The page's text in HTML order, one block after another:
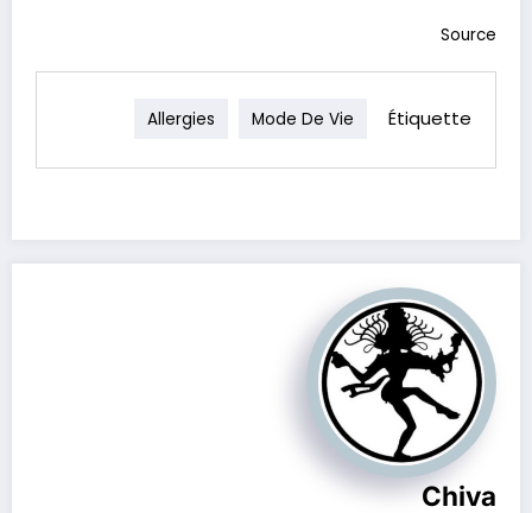
Source
Étiquette
Allergies Mode De Vie
Chiva